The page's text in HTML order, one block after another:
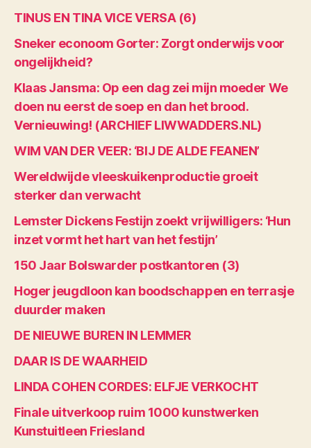
TINUS EN TINA VICE VERSA (6)
Sneker econoom Gorter: Zorgt onderwijs voor
ongelijkheid?
Klaas Jansma: Op een dag zei mijn moeder We
doen nu eerst de soep en dan het brood.
Vernieuwing! (ARCHIEF LIWWADDERS.NL)
WIM VAN DER VEER: ‘BIJ DE ALDE FEANEN’
Wereldwijde vleeskuikenproductie groeit
sterker dan verwacht
Lemster Dickens Festijn zoekt vrijwilligers: ‘Hun
inzet vormt het hart van het festijn’
150 Jaar Bolswarder postkantoren (3)
Hoger jeugdloon kan boodschappen en terrasje
duurder maken
DE NIEUWE BUREN IN LEMMER
DAAR IS DE WAARHEID
LINDA COHEN CORDES: ELFJE VERKOCHT
Finale uitverkoop ruim 1000 kunstwerken
Kunstuitleen Friesland